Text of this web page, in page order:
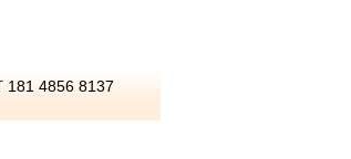
181 4856 8137